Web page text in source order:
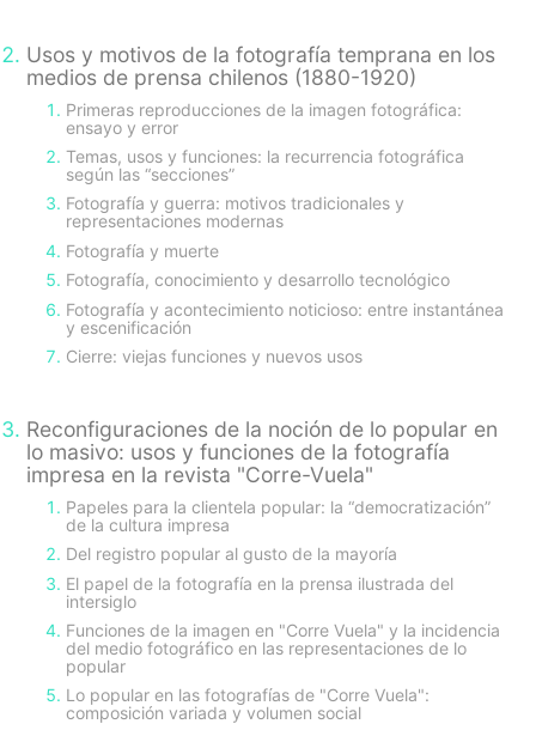
Usos y motivos de la fotografía temprana en los
medios de prensa chilenos (1880-1920)
Primeras reproducciones de la imagen fotográfica:
ensayo y error
Temas, usos y funciones: la recurrencia fotográfica
según las “secciones”
Fotografía y guerra: motivos tradicionales y
representaciones modernas
Fotografía y muerte
Fotografía, conocimiento y desarrollo tecnológico
Fotografía y acontecimiento noticioso: entre instantánea
y escenificación
Cierre: viejas funciones y nuevos usos
Reconfiguraciones de la noción de lo popular en
lo masivo: usos y funciones de la fotografía
impresa en la revista "Corre-Vuela"
Papeles para la clientela popular: la “democratización”
de la cultura impresa
Del registro popular al gusto de la mayoría
El papel de la fotografía en la prensa ilustrada del
intersiglo
Funciones de la imagen en "Corre Vuela" y la incidencia
del medio fotográfico en las representaciones de lo
popular
Lo popular en las fotografías de "Corre Vuela":
composición variada y volumen social